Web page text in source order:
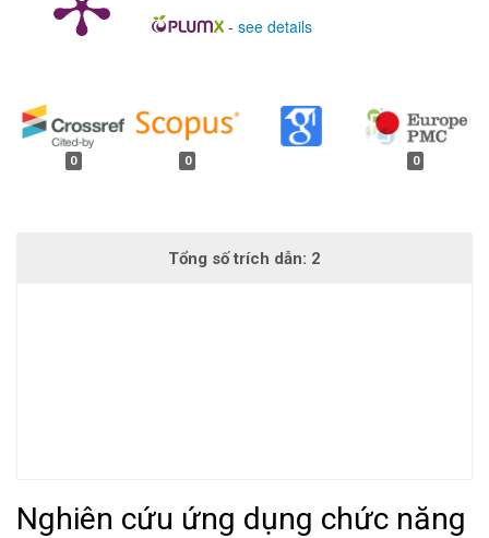
- see details
0 0 0
Nghiên cứu ứng dụng chức năng